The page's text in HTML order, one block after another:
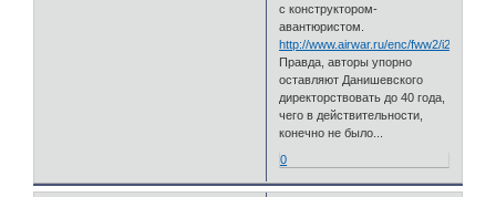
с конструктором-
авантюристом.
http://www.airwar.ru/enc/fww2/
Правда, авторы упорно
оставляют Данишевского
директорствовать до 40 года,
чего в действительности,
конечно не было...
0